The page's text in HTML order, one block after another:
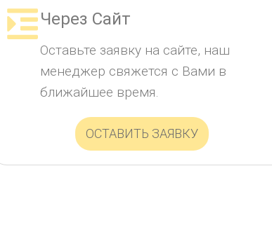
Через Сайт
Оставьте заявку на сайте, наш
менеджер свяжется с Вами в
ближайшее время.
ОСТАВИТЬ ЗАЯВКУ